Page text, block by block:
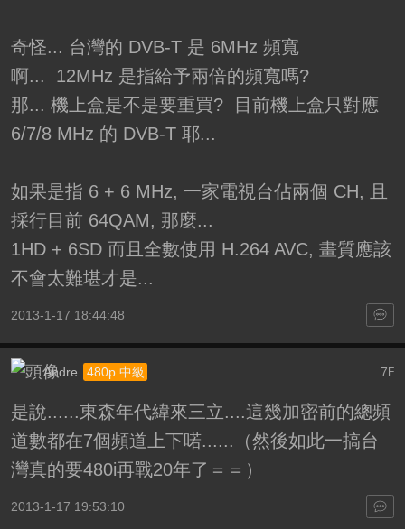
奇怪... 台灣的 DVB-T 是 6MHz 頻寬
啊... 12MHz 是指給予兩倍的頻寬嗎?
那... 機上盒是不是要重買? 目前機上盒只對應
6/7/8 MHz 的 DVB-T 耶...
如果是指 6 + 6 MHz, 一家電視台佔兩個 CH, 且
採行目前 64QAM, 那麼...
1HD + 6SD 而且全數使用 H.264 AVC, 畫質應該
不會太難堪才是...
2013-1-17 18:44:48
7 F
Andre 480p 中級
是說......東森年代緯來三立....這幾加密前的總頻
道數都在7個頻道上下喏......（然後如此一搞台
灣真的要480i再戰20年了＝＝）
2013-1-17 19:53:10